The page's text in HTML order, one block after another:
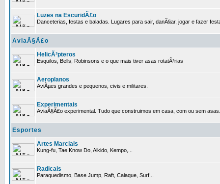
Luzes na EscuridÃ£o
Danceterias, festas e baladas. Lugares para sair, danÃ§ar, jogar e fazer
AviaÃ§Ã£o
HelicÃ³pteros
Esquilos, Bells, Robinsons e o que mais tiver asas rotatÃ³rias
Aeroplanos
AviÃµes grandes e pequenos, civis e militares.
Experimentais
AviaÃ§Ã£o experimental. Tudo que construimos em casa, com ou sem asas.
Esportes
Artes Marciais
Kung-fu, Tae Know Do, Aikido, Kempo,...
Radicais
Paraquedismo, Base Jump, Raft, Caiaque, Surf...